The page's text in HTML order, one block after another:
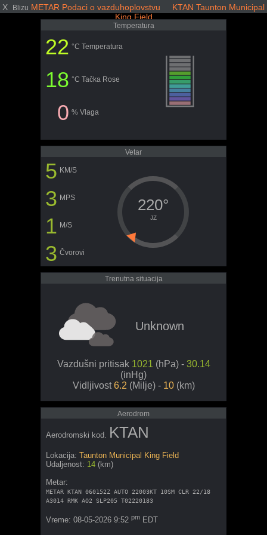
X Blizu METAR Podaci o vazduhoplovstvu KTAN Taunton Municipal
King Field
Temperatura
22 °C Temperatura
18 °C Tačka Rose
0 % Vlaga
Vetar
5 KM/S
3 MPS
1 M/S
3 Čvorovi
220°
JZ
Trenutna situacija
Unknown
Vazdušni pritisak 1021 (hPa) - 30.14
(inHg)
Vidljivost6.2 (Milje) - 10 (km)
Aerodrom
Aerodromski kod. KTAN
Lokacija: Taunton Municipal King Field
Udaljenost: 14 (km)
Metar:
METAR KTAN 060152Z AUTO 22003KT 10SM CLR 22/18
A3014 RMK AO2 SLP205 T02220183
Vreme: 08-05-2026 9:52 pm EDT